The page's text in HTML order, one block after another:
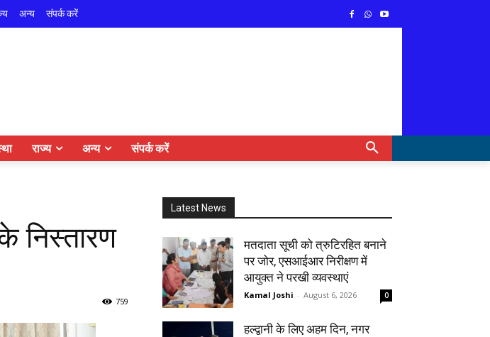
अन्य संपर्क करें
राज्य अन्य संपर्क करें
निस्तारण
759
Latest News
मतदाता सूची को त्रुटिरहित बनाने
पर जोर, एसआईआर निरीक्षण में
आयुक्त ने परखी व्यवस्थाएं
Kamal Joshi - August 6, 2026 0
हल्द्वानी के लिए अहम दिन, नगर